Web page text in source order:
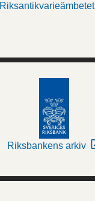
Riksantikvarieämbetet
Riksbankens arkiv